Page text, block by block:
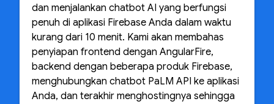
dan menjalankan chatbot AI yang berfungsi
penuh di aplikasi Firebase Anda dalam waktu
kurang dari 10 menit. Kami akan membahas
penyiapan frontend dengan AngularFire,
backend dengan beberapa produk Firebase,
menghubungkan chatbot PaLM API ke aplikasi
Anda, dan terakhir menghostingnya sehingga